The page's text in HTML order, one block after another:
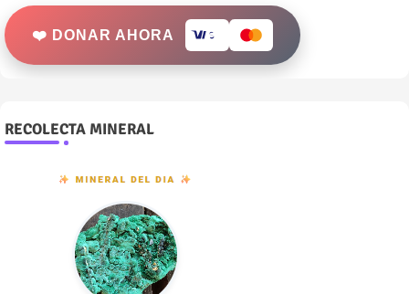
❤️ DONAR AHORA
RECOLECTA MINERAL